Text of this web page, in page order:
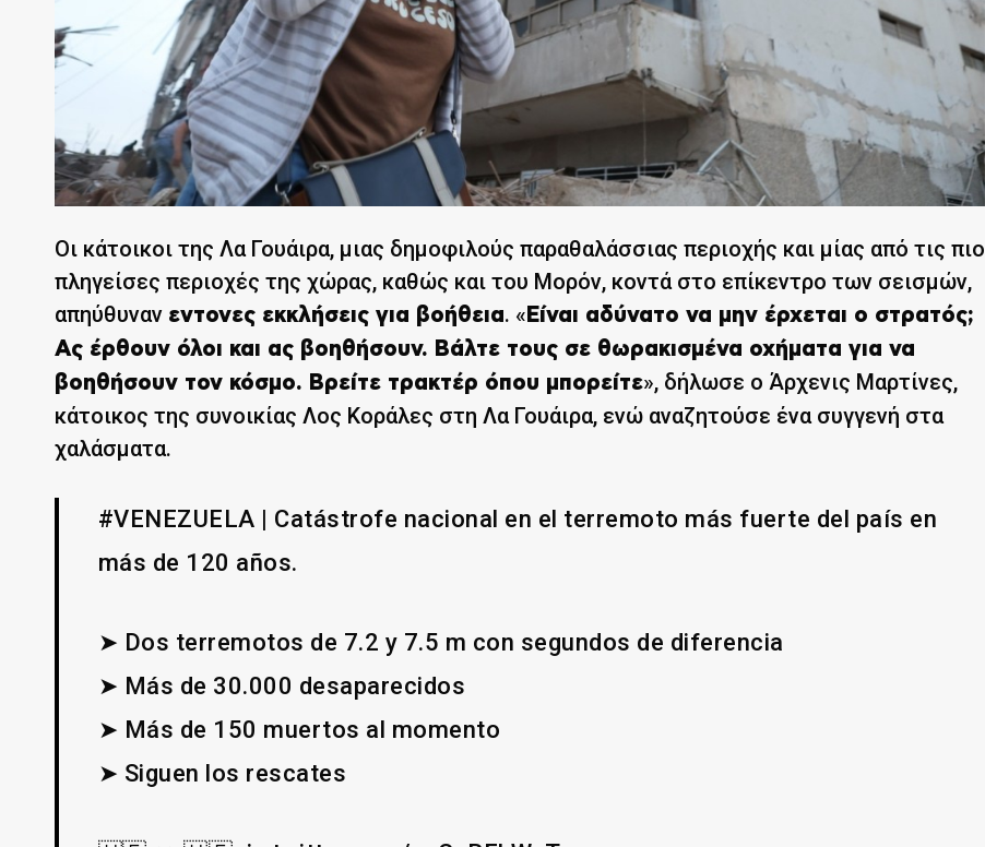
Οι κάτοικοι της Λα Γουάιρα, μιας δημοφιλούς παραθαλάσσιας περιοχής και μίας από τις πιο
πληγείσες περιοχές της χώρας, καθώς και του Μορόν, κοντά στο επίκεντρο των σεισμών,
απηύθυναν εντονες εκκλήσεις για βοήθεια. « Είναι αδύνατο να μην έρχεται ο στρατός;
Ας έρθουν όλοι και ας βοηθήσουν. Βάλτε τους σε θωρακισμένα οχήματα για να
βοηθήσουν τον κόσμο. Βρείτε τρακτέρ όπου μπορείτε», δήλωσε ο Άρχενις Μαρτίνες,
κάτοικος της συνοικίας Λος Κοράλες στη Λα Γουάιρα, ενώ αναζητούσε ένα συγγενή στα
χαλάσματα.
#VENEZUELA | Catástrofe nacional en el terremoto más fuerte del país en
más de 120 años.
➤ Dos terremotos de 7.2 y 7.5 m con segundos de diferencia
➤ Más de 30.000 desaparecidos
➤ Más de 150 muertos al momento
➤ Siguen los rescates